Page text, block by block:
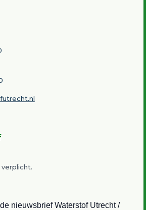
nieuwsbrief Waterstof Utrecht /